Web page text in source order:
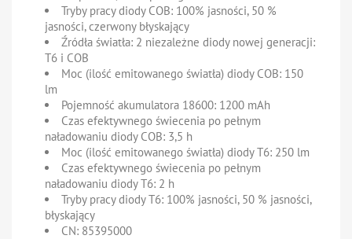
Tryby pracy diody COB: 100% jasności, 50 %
jasności, czerwony błyskający
Źródła światła: 2 niezależne diody nowej generacji:
T6 i COB
Moc (ilość emitowanego światła) diody COB: 150
lm
Pojemność akumulatora 18600: 1200 mAh
Czas efektywnego świecenia po pełnym
naładowaniu diody COB: 3,5 h
Moc (ilość emitowanego światła) diody T6: 250 lm
Czas efektywnego świecenia po pełnym
naładowaniu diody T6: 2 h
Tryby pracy diody T6: 100% jasności, 50 % jasności,
błyskający
CN: 85395000